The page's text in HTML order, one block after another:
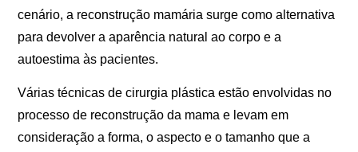
cenário, a reconstrução mamária surge como alternativa
para devolver a aparência natural ao corpo e a
autoestima às pacientes.
Várias técnicas de cirurgia plástica estão envolvidas no
processo de reconstrução da mama e levam em
consideração a forma, o aspecto e o tamanho que a